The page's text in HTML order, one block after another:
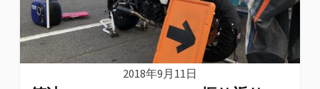
2018年9月11日